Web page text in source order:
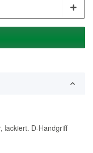
lackiert. D-Handgriff